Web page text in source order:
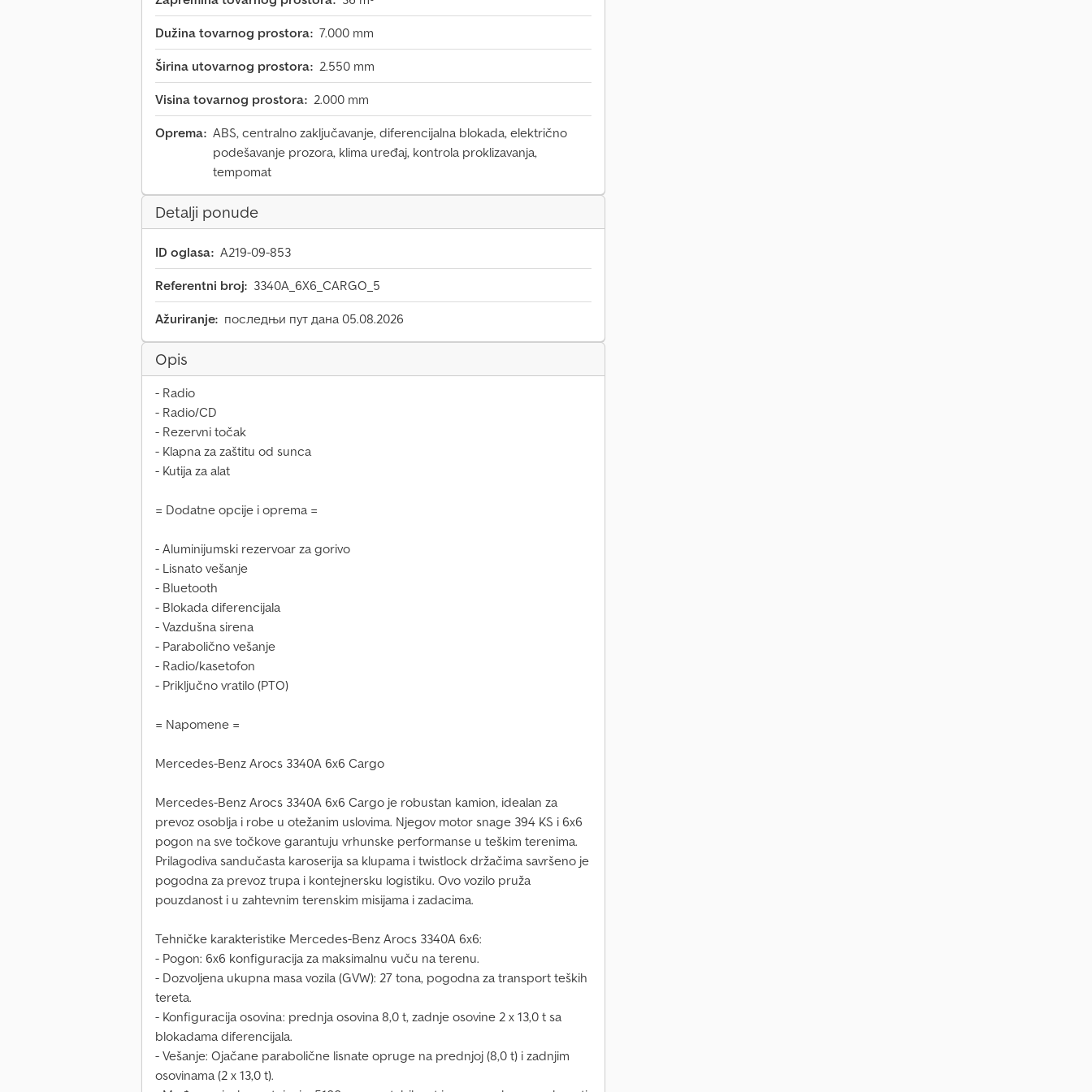
Dužina tovarnog prostora: 7.000 mm
Širina utovarnog prostora: 2.550 mm
Visina tovarnog prostora: 2.000 mm
Oprema: ABS, centralno zaključavanje, diferencijalna blokada, električno
podešavanje prozora, klima uređaj, kontrola proklizavanja,
tempomat
Detalji ponude
ID oglasa: A219-09-853
Referentni broj: 3340A_6X6_CARGO_5
Ažuriranje: последњи пут дана 05.08.2026
Opis
- Radio
- Radio/CD
- Rezervni točak
- Klapna za zaštitu od sunca
- Kutija za alat
= Dodatne opcije i oprema =
- Aluminijumski rezervoar za gorivo
- Lisnato vešanje
- Bluetooth
- Blokada diferencijala
- Vazdušna sirena
- Parabolično vešanje
- Radio/kasetofon
- Priključno vratilo (PTO)
= Napomene =
Mercedes-Benz Arocs 3340A 6x6 Cargo
Mercedes-Benz Arocs 3340A 6x6 Cargo je robustan kamion, idealan za
prevoz osoblja i robe u otežanim uslovima. Njegov motor snage 394 KS i 6x6
pogon na sve točkove garantuju vrhunske performanse u teškim terenima.
Prilagodiva sandučasta karoserija sa klupama i twistlock držačima savršeno je
pogodna za prevoz trupa i kontejnersku logistiku. Ovo vozilo pruža
pouzdanost i u zahtevnim terenskim misijama i zadacima.
Tehničke karakteristike Mercedes-Benz Arocs 3340A 6x6:
- Pogon: 6x6 konfiguracija za maksimalnu vuču na terenu.
- Dozvoljena ukupna masa vozila (GVW): 27 tona, pogodna za transport teških
tereta.
- Konfiguracija osovina: prednja osovina 8,0 t, zadnje osovine 2 x 13,0 t sa
blokadama diferencijala.
- Vešanje: Ojačane parabolične lisnate opruge na prednjoj (8,0 t) i zadnjim
osovinama (2 x 13,0 t).